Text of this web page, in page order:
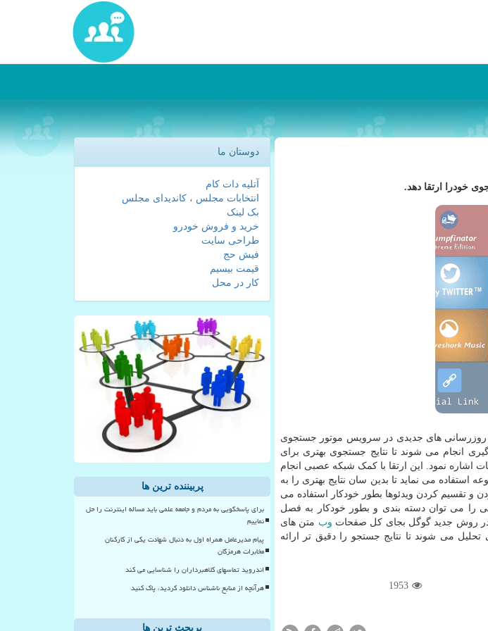
خودرا ارتقا دهد.
روزرسانی های جدیدی در سرویس موتور جستجوی
انجام می شوند تا نتایج جستجوی بهتری برای
اشاره نمود. این ارتقا با کمک شبکه عصبی انجام
می نماید تا بدین سان نتایج بهتری را به
و تقسیم کردن ویدئوها بطور خودکار استفاده می
را می توان دسته بندی و بطور خودکار به فصل
در روش جدید گوگل بجای کل صفحات وب متن های
می شوند تا نتایج جستجو را دقیق تر ارائه
1953
دوستان ما
آتلیه دات کام
انتخابات مجلس ، کاندیدای مجلس
بک لینک
خرید و فروش خودرو
طراحی سایت
فیش حج
قیمت بیسیم
کار در محل
پربیننده ترین ها
برای پاسخگویی به مردم و جامعه علمی باید مساله اینترنت را حل
نماییم
پیام مدیرعامل همراه اول به دنبال شهادت یکی از کارکنان
مخابرات هرمزگان
اندروید تماسهای کلاهبرداران را شناسایی می کند
هرآنچه از منابع ناشناس دانلود کردید، پاک کنید
پربحث ترین ها